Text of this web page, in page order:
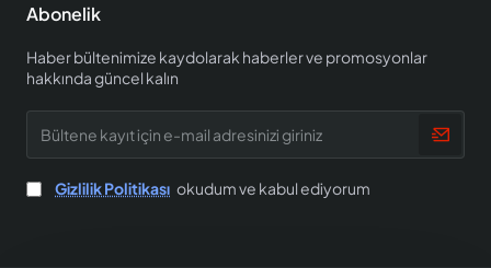
Abonelik
Haber bültenimize kaydolarak haberler ve promosyonlar
hakkında güncel kalın
kayıt
için
e-
mail
Gizlilik Politikası okudum ve kabul ediyorum